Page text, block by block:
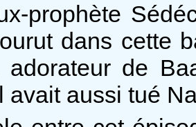
prophète
dans cette
adorateur de
avait aussi tué